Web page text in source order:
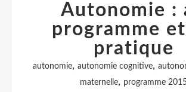
Autonomie :
programme
pratique
autonomie, autonomie cognitive,
maternelle, programme